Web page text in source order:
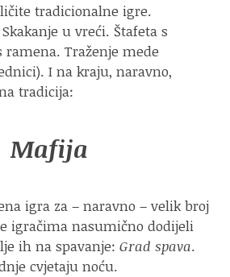
tradicionalne igre.
u vreći. Štafeta s
ramena. Traženje mede
I na kraju, naravno,
tradicija:
Mafija
igra za – naravno – velik broj
igračima nasumično dodijeli
ih na spavanje: Grad spava.
cvjetaju noću.